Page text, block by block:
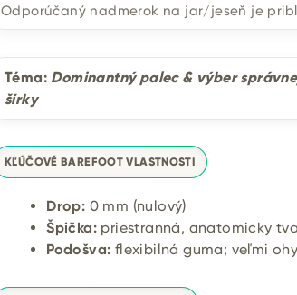
Odporúčaný nadmerok na jar/jeseň je
Téma: Dominantný palec & výber
šírky
KĽÚČOVÉ BAREFOOT VLASTNOSTI
Drop: 0 mm (nulový)
Špička: priestranná, anatomicky
Podošva: flexibilná guma; veľmi